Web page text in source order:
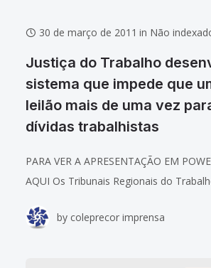
30 de março de 2011 in Não
Justiça do Trabalho
sistema que impede que
leilão mais de uma vez
dívidas trabalhistas
PARA VER A APRESENTAÇÃO EM
AQUI Os Tribunais Regionais do
sofra mais de
by coleprecor imprensa